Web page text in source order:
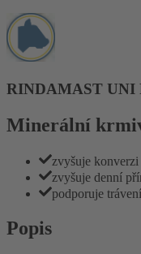
RINDAMAST UNI
Minerální
zvyšuje
zvyšuje denní
podporuje trávení
Popis